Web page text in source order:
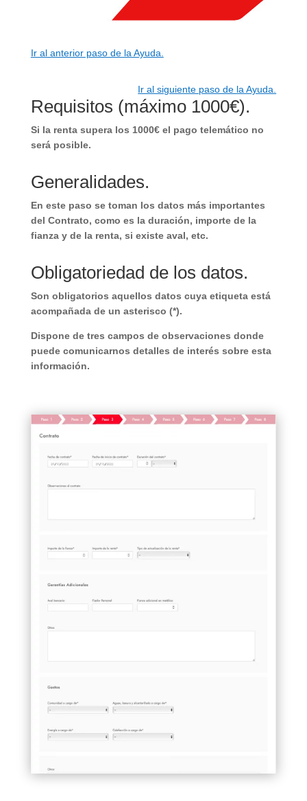
Ir al anterior paso de la Ayuda.
Ir al siguiente paso de la Ayuda.
Requisitos (máximo 1000€).
Si la renta supera los 1000€ el pago telemático no
será posible.
Generalidades.
En este paso se toman los datos más importantes
del Contrato, como es la duración, importe de la
fianza y de la renta, si existe aval, etc.
Obligatoriedad de los datos.
Son obligatorios aquellos datos cuya etiqueta está
acompañada de un asterisco (*).
Dispone de tres campos de observaciones donde
puede comunicarnos detalles de interés sobre esta
información.